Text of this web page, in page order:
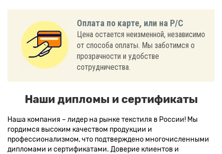
Оплата по карте, или на Р/С
Цена остается неизменной, независимо
от способа оплаты. Мы заботимся о
прозрачности и удобстве
сотрудничества.
Наши дипломы и сертификаты
Наша компания – лидер на рынке текстиля в России! Мы
гордимся высоким качеством продукции и
профессионализмом, что подтверждено многочисленными
дипломами и сертификатами. Доверие клиентов и